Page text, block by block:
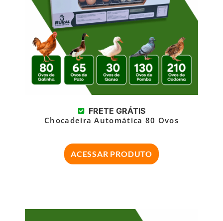
FRETE GRÁTIS
Chocadeira Automática 80 Ovos
ACESSAR PRODUTO